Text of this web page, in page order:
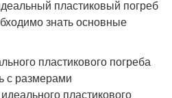
пластиковый погреб
знать основные
пластикового погреба
с размерами
пластикового